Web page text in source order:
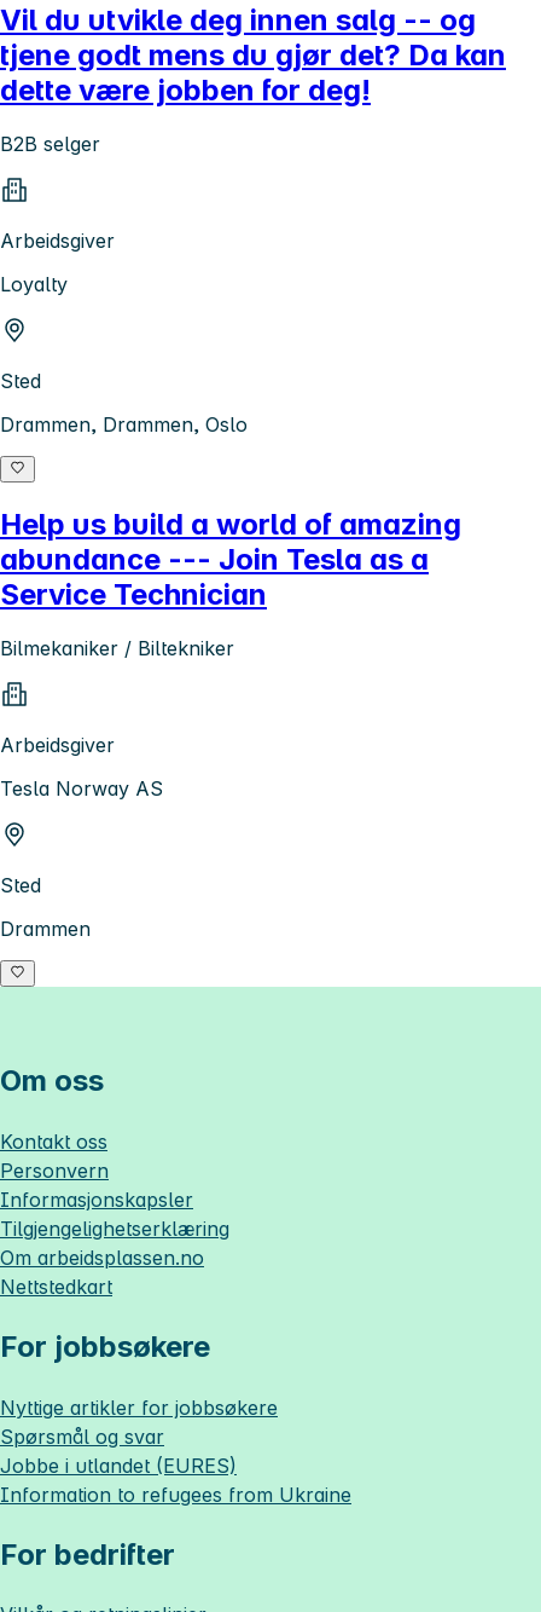
Vil du utvikle deg innen salg -- og
tjene godt mens du gjør det? Da kan
dette være jobben for deg!
B2B selger
Arbeidsgiver
Loyalty
Sted
Drammen, Drammen, Oslo
Help us build a world of amazing
abundance --- Join Tesla as a
Service Technician
Bilmekaniker / Biltekniker
Arbeidsgiver
Tesla Norway AS
Sted
Drammen
Om oss
Kontakt oss
Personvern
Informasjonskapsler
Tilgjengelighetserklæring
Om arbeidsplassen.no
Nettstedkart
For jobbsøkere
Nyttige artikler for jobbsøkere
Spørsmål og svar
Jobbe i utlandet (EURES)
Information to refugees from Ukraine
For bedrifter